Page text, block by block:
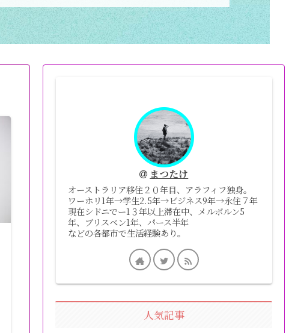
まつたけ
オーストラリア移住２０年目、アラフィフ独身。
ワーホリ1年→学生2.5年→ビジネス9年→永住７年
現在シドニでー1３年以上滞在中、メルボルン5
年、ブリスベン1年、パース半年
などの各都市で生活経験あり。
人気記事